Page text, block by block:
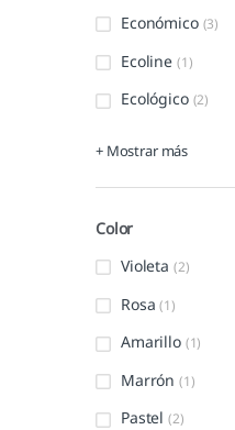
Económico (3)
Ecoline (1)
Ecológico (2)
+ Mostrar más
Color
Violeta (2)
Rosa (1)
Amarillo (1)
Marrón (1)
Pastel (2)